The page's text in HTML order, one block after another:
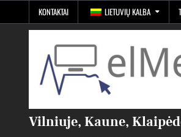
KONTAKTAI LIETUVIŲ KALBA
Vilniuje, Kaune,